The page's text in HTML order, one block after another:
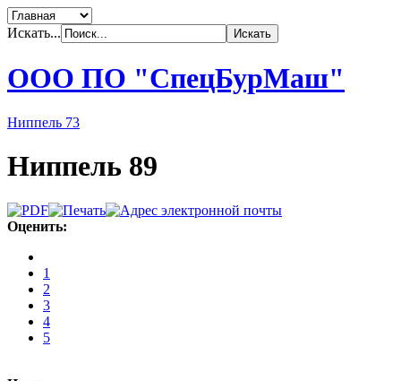
Искать...
ООО ПО "СпецБурМаш"
Ниппель 73
Ниппель 89
Оценить:
1
2
3
4
5